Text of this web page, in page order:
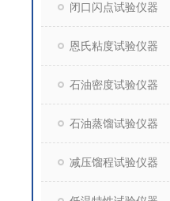
闭口闪点试验仪器
恩氏粘度试验仪器
石油密度试验仪器
石油蒸馏试验仪器
减压馏程试验仪器